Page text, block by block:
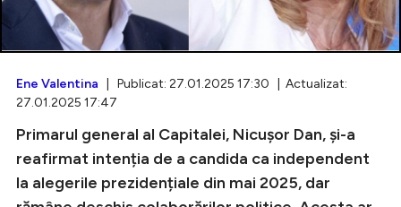
Intră în cont
Creează cont
Ene Valentina | Publicat: 27.01.2025 17:30 | Actualizat:
27.01.2025 17:47
Primarul general al Capitalei, Nicușor Dan, și-a
reafirmat intenția de a candida ca independent
la alegerile prezidențiale din mai 2025, dar